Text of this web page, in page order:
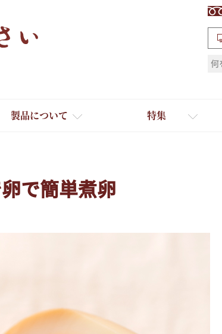
送料無料
製品について 特集
で簡単煮卵